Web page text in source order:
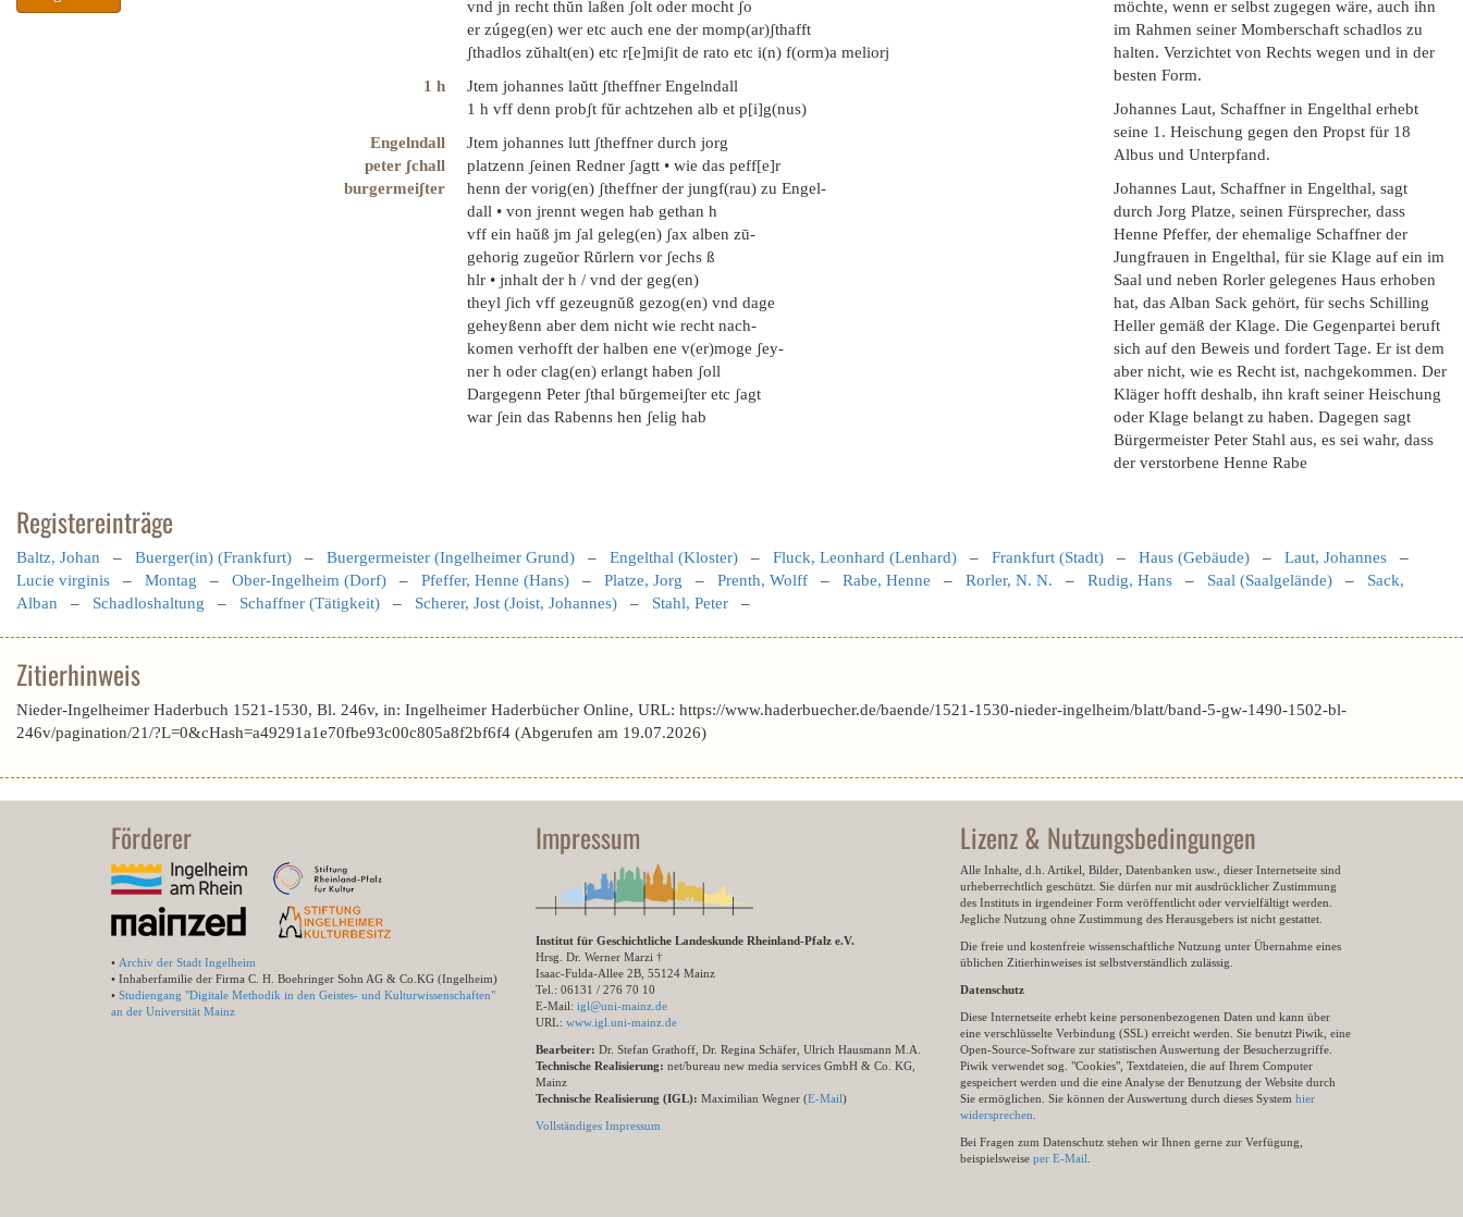
vnd jn recht thŭn laßen ʃolt oder mocht ʃo
er zúgeg(en) wer etc auch ene der momp(ar)ʃthafft
ʃthadlos zŭhalt(en) etc r[e]miʃit de rato etc i(n) f(orm)a meliorj
1 h
Jtem johannes laŭtt ʃtheffner Engelndall
1 h vff denn probʃt fŭr achtzehen alb et p[i]g(nus)
Engelndall
Jtem johannes lutt ʃtheffner durch jorg
peter ʃchall
platzenn ʃeinen Redner ʃagtt • wie das peff[e]r
burgermeiʃter
henn der vorig(en) ʃtheffner der jungf(rau) zu Engel-
dall • von jrennt wegen hab gethan h
vff ein haŭß jm ʃal geleg(en) ʃax alben zū-
gehorig zugeŭor Rŭrlern vor ʃechs ß
hlr • jnhalt der h / vnd der geg(en)
theyl ʃich vff gezeugnŭß gezog(en) vnd dage
geheyßenn aber dem nicht wie recht nach-
komen verhofft der halben ene v(er)moge ʃey-
ner h oder clag(en) erlangt haben ʃoll
Dargegenn Peter ʃthal bŭrgemeiʃter etc ʃagt
war ʃein das Rabenns hen ʃelig hab
möchte, wenn er selbst zugegen wäre, auch ihn
im Rahmen seiner Momberschaft schadlos zu
halten. Verzichtet von Rechts wegen und in der
besten Form.
Johannes Laut, Schaffner in Engelthal erhebt
seine 1. Heischung gegen den Propst für 18
Albus und Unterpfand.
Johannes Laut, Schaffner in Engelthal, sagt
durch Jorg Platze, seinen Fürsprecher, dass
Henne Pfeffer, der ehemalige Schaffner der
Jungfrauen in Engelthal, für sie Klage auf ein im
Saal und neben Rorler gelegenes Haus erhoben
hat, das Alban Sack gehört, für sechs Schilling
Heller gemäß der Klage. Die Gegenpartei beruft
sich auf den Beweis und fordert Tage. Er ist dem
aber nicht, wie es Recht ist, nachgekommen. Der
Kläger hofft deshalb, ihn kraft seiner Heischung
oder Klage belangt zu haben. Dagegen sagt
Bürgermeister Peter Stahl aus, es sei wahr, dass
der verstorbene Henne Rabe
Registereinträge
Baltz, Johan – Buerger(in) (Frankfurt) – Buergermeister (Ingelheimer Grund) – Engelthal (Kloster) – Fluck, Leonhard (Lenhard) – Frankfurt (Stadt) – Haus (Gebäude) – Laut, Johannes –
Lucie virginis – Montag – Ober-Ingelheim (Dorf) – Pfeffer, Henne (Hans) – Platze, Jorg – Prenth, Wolff – Rabe, Henne – Rorler, N. N. – Rudig, Hans – Saal (Saalgelände) – Sack,
Alban – Schadloshaltung – Schaffner (Tätigkeit) – Scherer, Jost (Joist, Johannes) – Stahl, Peter –
Zitierhinweis
Nieder-Ingelheimer Haderbuch 1521-1530, Bl. 246v, in: Ingelheimer Haderbücher Online, URL: https://www.haderbuecher.de/baende/1521-1530-nieder-ingelheim/blatt/band-5-gw-1490-1502-bl-
246v/pagination/21/?L=0&cHash=a49291a1e70fbe93c00c805a8f2bf6f4 (Abgerufen am 19.07.2026)
Förderer
• Archiv der Stadt Ingelheim
• Inhaberfamilie der Firma C. H. Boehringer Sohn AG & Co.KG (Ingelheim)
• Studiengang "Digitale Methodik in den Geistes- und Kulturwissenschaften"
an der Universität Mainz
Impressum
Institut für Geschichtliche Landeskunde Rheinland-Pfalz e.V.
Hrsg. Dr. Werner Marzi †
Isaac-Fulda-Allee 2B, 55124 Mainz
Tel.: 06131 / 276 70 10
E-Mail: igl@uni-mainz.de
URL: www.igl.uni-mainz.de
Bearbeiter: Dr. Stefan Grathoff, Dr. Regina Schäfer, Ulrich Hausmann M.A.
Technische Realisierung: net/bureau new media services GmbH & Co. KG,
Mainz
Technische Realisierung (IGL): Maximilian Wegner (E-Mail)
Vollständiges Impressum
Lizenz & Nutzungsbedingungen
Alle Inhalte, d.h. Artikel, Bilder, Datenbanken usw., dieser Internetseite sind
urheberrechtlich geschützt. Sie dürfen nur mit ausdrücklicher Zustimmung
des Instituts in irgendeiner Form veröffentlicht oder vervielfältigt werden.
Jegliche Nutzung ohne Zustimmung des Herausgebers ist nicht gestattet.
Die freie und kostenfreie wissenschaftliche Nutzung unter Übernahme eines
üblichen Zitierhinweises ist selbstverständlich zulässig.
Datenschutz
Diese Internetseite erhebt keine personenbezogenen Daten und kann über
eine verschlüsselte Verbindung (SSL) erreicht werden. Sie benutzt Piwik, eine
Open-Source-Software zur statistischen Auswertung der Besucherzugriffe.
Piwik verwendet sog. "Cookies", Textdateien, die auf Ihrem Computer
gespeichert werden und die eine Analyse der Benutzung der Website durch
Sie ermöglichen. Sie können der Auswertung durch dieses System hier
widersprechen
Bei Fragen zum Datenschutz stehen wir Ihnen gerne zur Verfügung,
beispielsweise per E-Mail